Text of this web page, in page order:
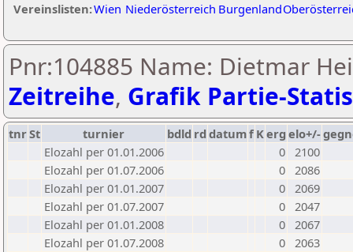
Vereinslisten:Wien Niederösterreich Burgenland
Pnr:104885 Name: Dietmar
Zeitreihe, Grafik Partie-
tnrSt turnier bdld rd datumf Kerg elo+/-
Elozahl per 01.01.2006
0 2100
Elozahl per 01.07.2006
0 2086
Elozahl per 01.01.2007
0 2069
Elozahl per 01.07.2007
0 2047
Elozahl per 01.01.2008
0 2067
Elozahl per 01.07.2008
0 2063